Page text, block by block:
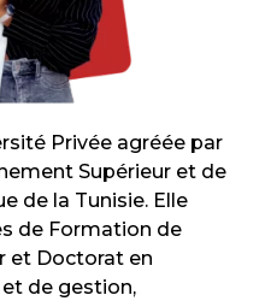
Privée agréée par
Supérieur et de
de la Tunisie. Elle
de Formation de
et Doctorat en
de gestion,